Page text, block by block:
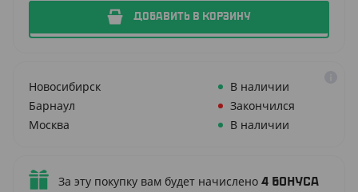
ДОБАВИТЬ В КОРЗИНУ
Новосибирск
В наличии
Барнаул
Закончился
Москва
В наличии
За эту покупку вам будет начислено 4 бонуса